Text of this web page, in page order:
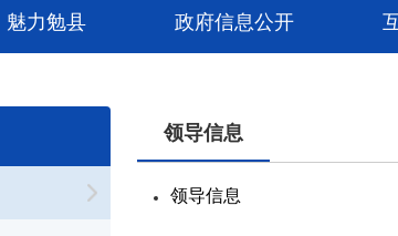
魅力勉县 政府信息公开
领导信息
领导信息